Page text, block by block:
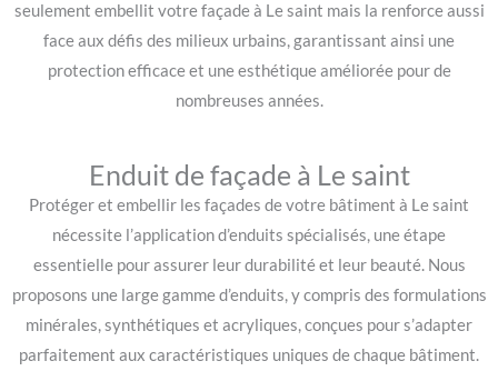
seulement embellit votre façade à Le saint mais la renforce aussi
face aux défis des milieux urbains, garantissant ainsi une
protection efficace et une esthétique améliorée pour de
nombreuses années.
Enduit de façade à Le saint
Protéger et embellir les façades de votre bâtiment à Le saint
nécessite l’application d’enduits spécialisés, une étape
essentielle pour assurer leur durabilité et leur beauté. Nous
proposons une large gamme d’enduits, y compris des formulations
minérales, synthétiques et acryliques, conçues pour s’adapter
parfaitement aux caractéristiques uniques de chaque bâtiment.